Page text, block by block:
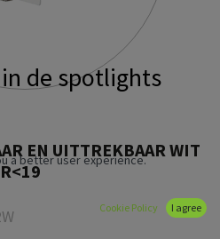
EN UITTREKBAAR WIT
de spotlights
a better user experience.
Cookie Policy I agree